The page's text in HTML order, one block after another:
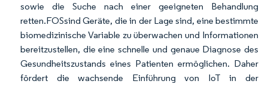
sowie die Suche nach einer geeigneten Behandlung
retten.FOSsind Geräte, die in der Lage sind, eine bestimmte
biomedizinische Variable zu überwachen und Informationen
bereitzustellen, die eine schnelle und genaue Diagnose des
Gesundheitszustands eines Patienten ermöglichen. Daher
fördert die wachsende Einführung von IoT in der